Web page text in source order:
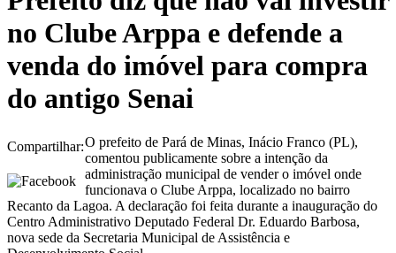
no Clube Arppa e defende a
venda do imóvel para compra
do antigo Senai
Compartilhar:O prefeito de Pará de Minas, Inácio Franco (PL),
comentou publicamente sobre a intenção da
administração municipal de vender o imóvel onde
funcionava o Clube Arppa, localizado no bairro
Recanto da Lagoa. A declaração foi feita durante a inauguração do
Centro Administrativo Deputado Federal Dr. Eduardo Barbosa,
nova sede da Secretaria Municipal de Assistência e